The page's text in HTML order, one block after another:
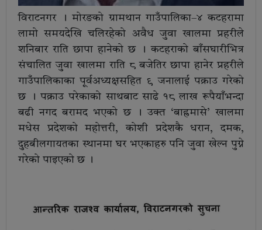
विराटनगर । मोरङको ग्रामथान गाउँपालिका–४ कटहरामा
लामो समयदेखि चलिरहेको अवैध जुवा खालमा प्रहरीले
शनिबार राति छापा हानेको छ । कटहराको बाँसघारीभित्र
संचालित जुवा खालमा राति ८ बजेतिर छापा हानेर प्रहरीले
गाउँपालिकाका पूर्वअध्यक्षसहित ९ जनालाई पक्राउ गरेको
छ । पक्राउ परेकाको साथबाट साढे १८ लाख रूपैयाँभन्दा
बढी नगद बरामद भएको छ । उक्त ‘बाह्रमासे’ खालमा
मधेस प्रदेशको महोत्तरी, कोशी प्रदेशकै धरान, दमक,
दुहबीलगायतका स्थानमा घर भएकाहरु पनि जुवा खेल्न पुग्ने
गरेको पाइएको छ ।